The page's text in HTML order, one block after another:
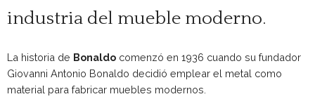
industria del mueble moderno.
La historia de Bonaldo comenzó en 1936 cuando su fundador
Giovanni Antonio Bonaldo decidió emplear el metal como
material para fabricar muebles modernos.